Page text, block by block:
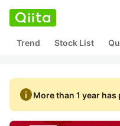
Trend Stock List
infoMore than 1 year